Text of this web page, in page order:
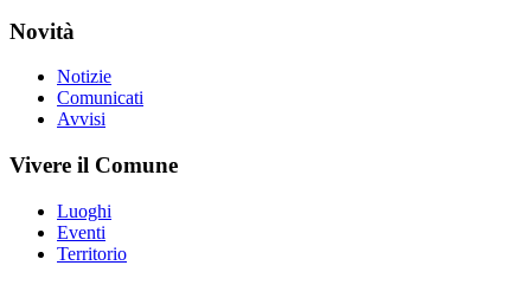
Novità
Notizie
Comunicati
Avvisi
Vivere il Comune
Luoghi
Eventi
Territorio